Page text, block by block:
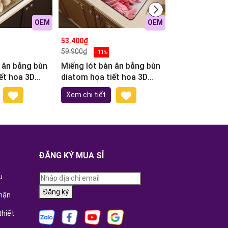
OEM
bằng bùn
hoa 3D
OEM
53.400₫
59.900₫
- 11%
Miếng lót bàn ăn bằng bùn
diatom họa tiết hoa 3D
30x40cm M1
Xem chi tiết
ĐĂNG KÝ MUA SỈ
Đăng ký